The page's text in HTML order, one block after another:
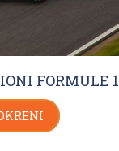
FORMULE 1